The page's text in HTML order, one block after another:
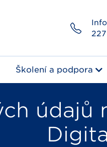
Školení a podpora
údajů